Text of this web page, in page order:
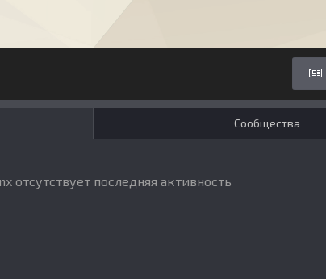
Сообщества
отсутствует последняя активность